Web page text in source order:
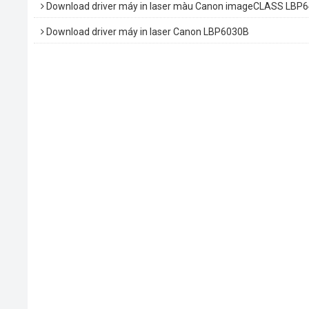
Download driver máy in laser màu Canon imageCLASS
Download driver máy in laser Canon LBP6030B